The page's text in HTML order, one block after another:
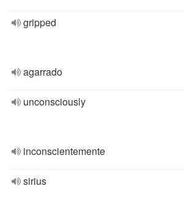
gripped
agarrado
unconsciously
inconscientemente
sirius